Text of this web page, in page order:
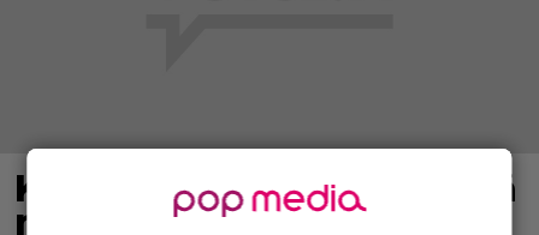
Khloé Kardashian näyttää
miten hyvältä kauden